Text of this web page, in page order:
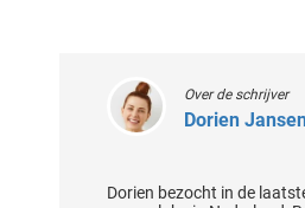
Over de schrijver
Dorien
Dorien bezocht in de